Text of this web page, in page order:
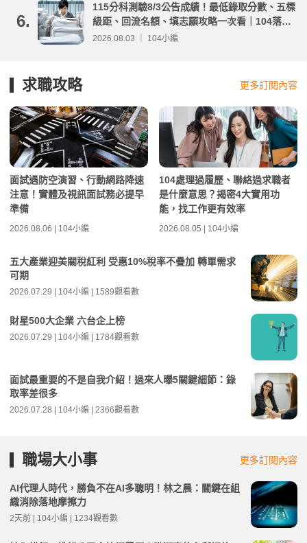
6.
115分科測驗8/3公告成績！最低錄取分數、五標
級距、回流名額、填志願攻略一次看｜104落點
分析
2026.08.03 ｜ 104小編
求職攻略 更多訂閱內容
面試遇防空演習、行動網路降速
注意！實體及視訊面試務必提早
準備
2026.08.06 | 104小編
104處理過履歷、聯絡過求職者
是什麼意思？揭密4大實用功
能，找工作更有效率
2026.08.05 | 104小編
五大產業迎美關稅紅利 受惠10%稅率不疊加 轉單需求
可期
2026.07.29 | 104小編 | 1589觀看數
財星500大企業 六台企上榜
2026.07.29 | 104小編 | 1784觀看數
面試最重要的不是自我介紹！過來人曝5關鍵細節：錄
取率差很多
2026.07.28 | 104小編 | 2366觀看數
職場大小事 更多訂閱內容
AI代理人時代，勝負不在AI多聰明！林之晨：關鍵在組
織消除落地摩擦力
2天前 | 104小編 | 1234觀看數